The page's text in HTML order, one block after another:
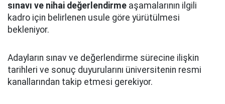
sınavı ve nihai değerlendirme aşamalarının ilgili
kadro için belirlenen usule göre yürütülmesi
bekleniyor.
Adayların sınav ve değerlendirme sürecine ilişkin
tarihleri ve sonuç duyurularını üniversitenin resmi
kanallarından takip etmesi gerekiyor.